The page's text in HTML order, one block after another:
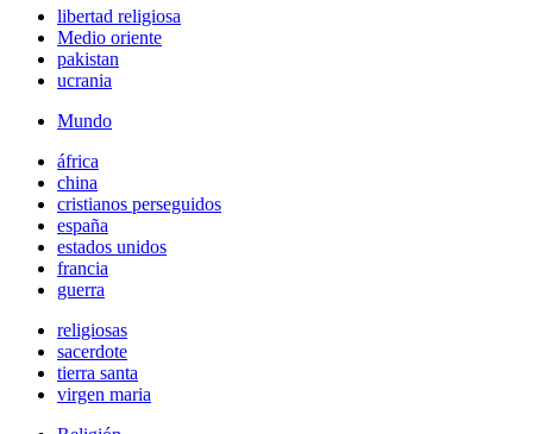
libertad religiosa
Medio oriente
pakistan
ucrania
Mundo
áfrica
china
cristianos perseguidos
españa
estados unidos
francia
guerra
religiosas
sacerdote
tierra santa
virgen maria